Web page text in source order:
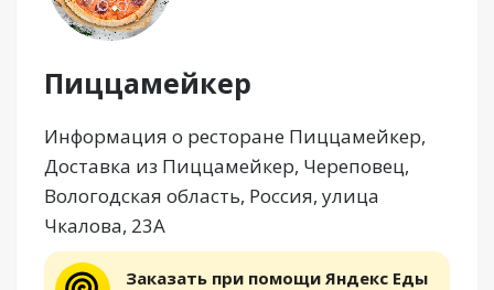
Пиццамейкер
Информация о ресторане Пиццамейкер,
Доставка из Пиццамейкер, Череповец,
Вологодская область, Россия, улица
Чкалова, 23А
Заказать при помощи Яндекс Еды